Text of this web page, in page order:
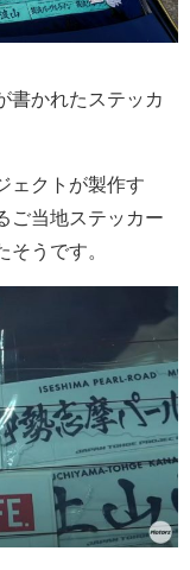
書かれたステッカ
ェクトが製作す
ご当地ステッカー
うです。